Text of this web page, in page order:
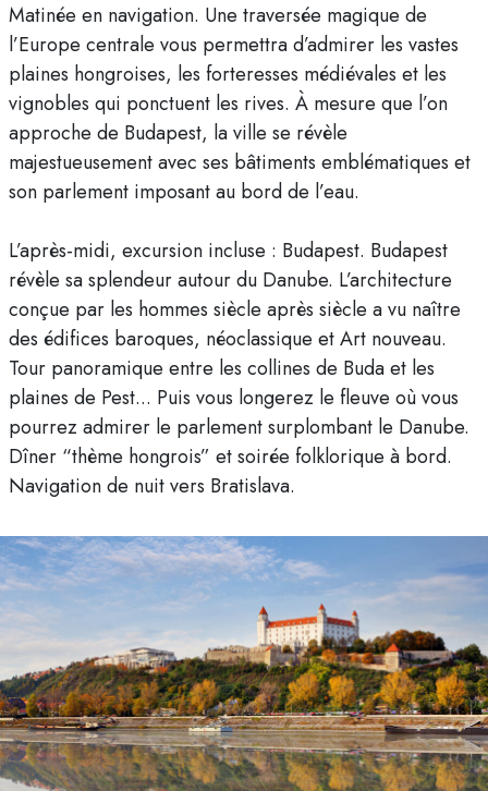
Matinée en navigation. Une traversée magique de
l’Europe centrale vous permettra d’admirer les vastes
plaines hongroises, les forteresses médiévales et les
vignobles qui ponctuent les rives. À mesure que l’on
approche de Budapest, la ville se révèle
majestueusement avec ses bâtiments emblématiques et
son parlement imposant au bord de l’eau.
L’après-midi, excursion incluse : Budapest. Budapest
révèle sa splendeur autour du Danube. L’architecture
conçue par les hommes siècle après siècle a vu naître
des édifices baroques, néoclassique et Art nouveau.
Tour panoramique entre les collines de Buda et les
plaines de Pest... Puis vous longerez le fleuve où vous
pourrez admirer le parlement surplombant le Danube.
Dîner “thème hongrois” et soirée folklorique à bord.
Navigation de nuit vers Bratislava.